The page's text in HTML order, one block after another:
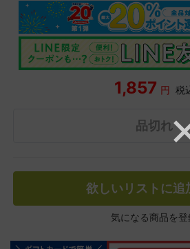
1,857 円 税
品切れ
欲しいリストに追
気になる商品を登